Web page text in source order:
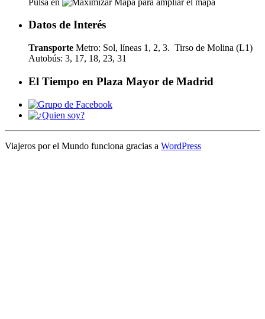
Datos de Interés
Transporte Metro: Sol, líneas 1, 2, 3. Tirso de Molina (L1)
Autobús: 3, 17, 18, 23, 31
El Tiempo en Plaza Mayor de Madrid
Viajeros por el Mundo funciona gracias a WordPress